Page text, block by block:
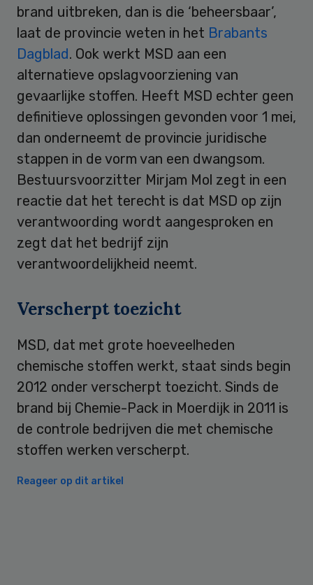
brand uitbreken, dan is die ‘beheersbaar’,
laat de provincie weten in het Brabants
Dagblad. Ook werkt MSD aan een
alternatieve opslagvoorziening van
gevaarlijke stoffen. Heeft MSD echter geen
definitieve oplossingen gevonden voor 1 mei,
dan onderneemt de provincie juridische
stappen in de vorm van een dwangsom.
Bestuursvoorzitter Mirjam Mol zegt in een
reactie dat het terecht is dat MSD op zijn
verantwoording wordt aangesproken en
zegt dat het bedrijf zijn
verantwoordelijkheid neemt.
Verscherpt toezicht
MSD, dat met grote hoeveelheden
chemische stoffen werkt, staat sinds begin
2012 onder verscherpt toezicht. Sinds de
brand bij Chemie-Pack in Moerdijk in 2011 is
de controle bedrijven die met chemische
stoffen werken verscherpt.
Reageer op dit artikel